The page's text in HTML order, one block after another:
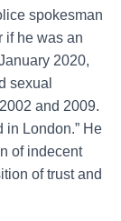
spokesman
if he was an
2020,
sexual
and 2009.
in London.” He
of indecent
of trust and